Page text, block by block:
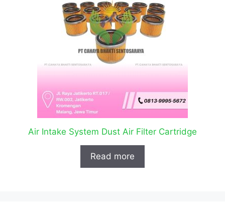
Air Intake System Dust Air Filter Cartridge
Read more